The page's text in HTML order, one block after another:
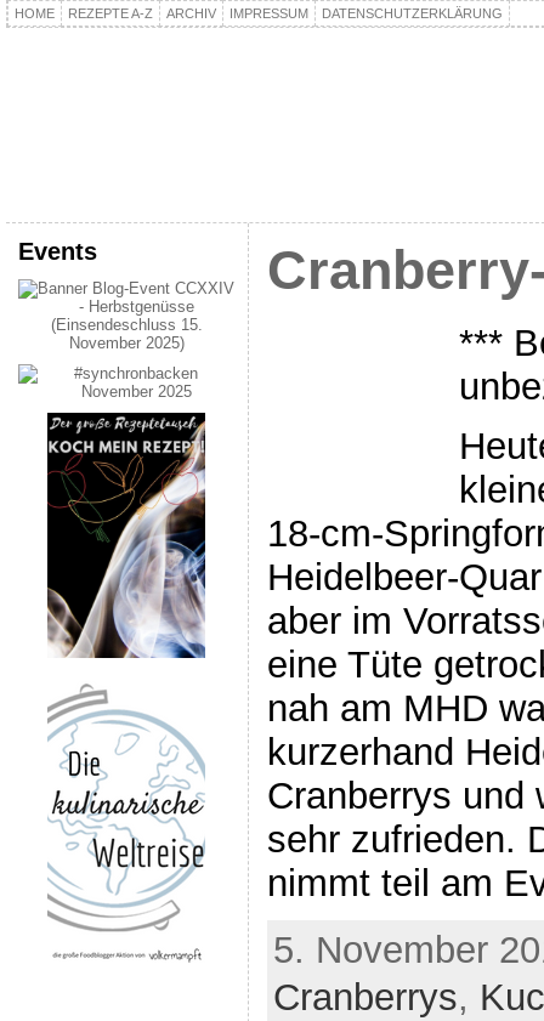
HOME REZEPTE A-Z ARCHIV IMPRESSUM DATENSCHUTZERKLÄRUNG
Events
***
18-cm-
Heidelbeer-
aber im
eine Tüte
nah am MHD
kurzerhand
Cranberrys und
sehr zufrieden.
nimmt teil am
5. November
Cranberrys,